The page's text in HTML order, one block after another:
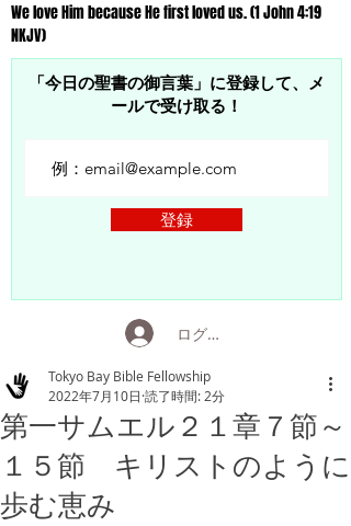
We love Him because He first loved us. (1 John 4:19
NKJV)
「今日の聖書の御言葉」に登録して、メ
ールで受け取る！
登録
ログイン
第一サムエル２１章７節～
１５節 キリストのように
歩む恵み
Tokyo Bay Bible Fellowship
2022年7月10日 読了時間: 2分